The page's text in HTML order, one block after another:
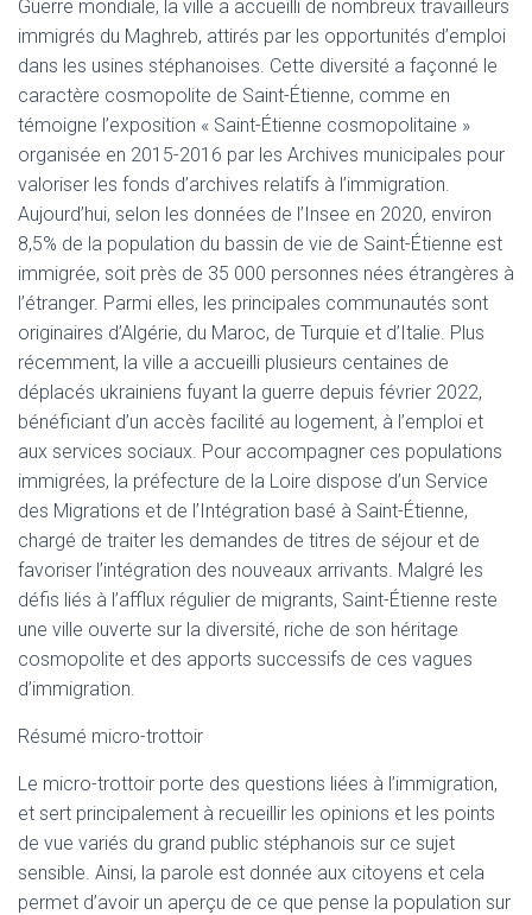
Guerre mondiale, la ville a accueilli de nombreux travailleurs
immigrés du Maghreb, attirés par les opportunités d’emploi
dans les usines stéphanoises. Cette diversité a façonné le
caractère cosmopolite de Saint-Étienne, comme en
témoigne l’exposition « Saint-Étienne cosmopolitaine »
organisée en 2015-2016 par les Archives municipales pour
valoriser les fonds d’archives relatifs à l’immigration.
Aujourd’hui, selon les données de l’Insee en 2020, environ
8,5% de la population du bassin de vie de Saint-Étienne est
immigrée, soit près de 35 000 personnes nées étrangères à
l’étranger. Parmi elles, les principales communautés sont
originaires d’Algérie, du Maroc, de Turquie et d’Italie. Plus
récemment, la ville a accueilli plusieurs centaines de
déplacés ukrainiens fuyant la guerre depuis février 2022,
bénéficiant d’un accès facilité au logement, à l’emploi et
aux services sociaux. Pour accompagner ces populations
immigrées, la préfecture de la Loire dispose d’un Service
des Migrations et de l’Intégration basé à Saint-Étienne,
chargé de traiter les demandes de titres de séjour et de
favoriser l’intégration des nouveaux arrivants. Malgré les
défis liés à l’afflux régulier de migrants, Saint-Étienne reste
une ville ouverte sur la diversité, riche de son héritage
cosmopolite et des apports successifs de ces vagues
d’immigration.
Résumé micro-trottoir
Le micro-trottoir porte des questions liées à l’immigration,
et sert principalement à recueillir les opinions et les points
de vue variés du grand public stéphanois sur ce sujet
sensible. Ainsi, la parole est donnée aux citoyens et cela
permet d’avoir un aperçu de ce que pense la population sur